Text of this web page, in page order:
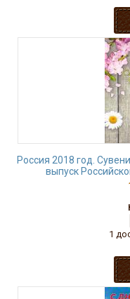
Россия 2018 год.
выпуск
1